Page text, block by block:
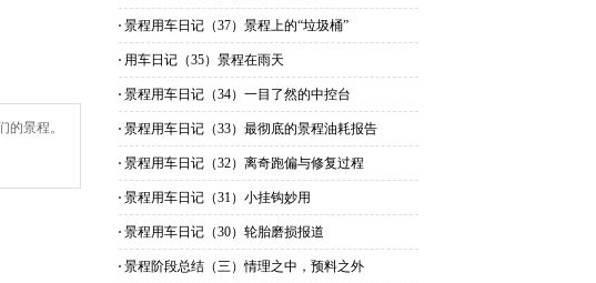
的景程。
景程用车日记（37）景程上的“垃圾桶”
用车日记（35）景程在雨天
景程用车日记（34）一目了然的中控台
景程用车日记（33）最彻底的景程油耗报告
景程用车日记（32）离奇跑偏与修复过程
景程用车日记（31）小挂钩妙用
景程用车日记（30）轮胎磨损报道
景程阶段总结（三）情理之中，预料之外